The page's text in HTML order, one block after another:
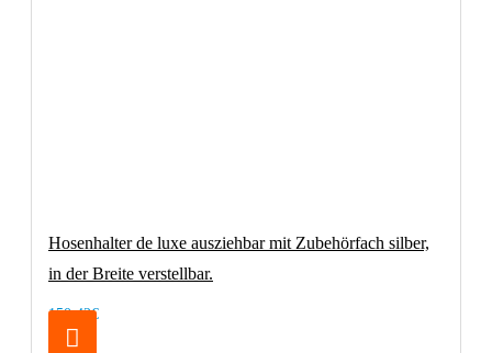
Hosenhalter de luxe ausziehbar mit Zubehörfach silber,
in der Breite verstellbar.
150,42€